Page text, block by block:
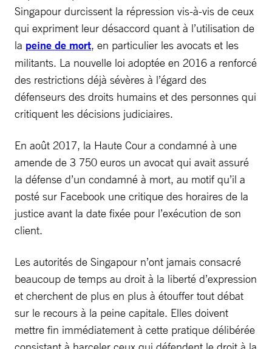
Singapour durcissent la répression vis-à-vis de ceux
qui expriment leur désaccord quant à l’utilisation de
la peine de mort, en particulier les avocats et les
militants. La nouvelle loi adoptée en 2016 a renforcé
des restrictions déjà sévères à l’égard des
défenseurs des droits humains et des personnes qui
critiquent les décisions judiciaires.
En août 2017, la Haute Cour a condamné à une
amende de 3 750 euros un avocat qui avait assuré
la défense d’un condamné à mort, au motif qu’il a
posté sur Facebook une critique des horaires de la
justice avant la date fixée pour l’exécution de son
client.
Les autorités de Singapour n’ont jamais consacré
beaucoup de temps au droit à la liberté d’expression
et cherchent de plus en plus à étouffer tout débat
sur le recours à la peine capitale. Elles doivent
mettre fin immédiatement à cette pratique délibérée